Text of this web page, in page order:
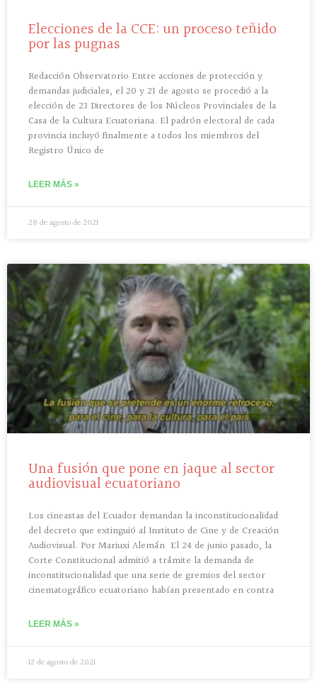
Elecciones de la CCE: un proceso teñido
por las pugnas
Redacción Observatorio Entre acciones de protección y
demandas judiciales, el 20 y 21 de agosto se procedió a la
elección de 23 Directores de los Núcleos Provinciales de la
Casa de la Cultura Ecuatoriana. El padrón electoral de cada
provincia incluyó finalmente a todos los miembros del
Registro Único de
LEER MÁS »
28 de agosto de 2021
Una fusión que pone en jaque al sector
audiovisual ecuatoriano
Los cineastas del Ecuador demandan la inconstitucionalidad
del decreto que extinguió al Instituto de Cine y de Creación
Audiovisual. Por Mariuxi Alemán El 24 de junio pasado, la
Corte Constitucional admitió a trámite la demanda de
inconstitucionalidad que una serie de gremios del sector
cinematográfico ecuatoriano habían presentado en contra
LEER MÁS »
12 de agosto de 2021